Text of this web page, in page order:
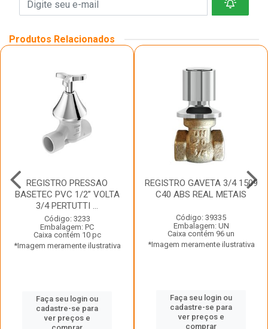
Produtos Relacionados
REGISTRO PRESSAO
BASETEC PVC 1/2” VOLTA
3/4 PERTUTTI ...
Código: 3233
Embalagem: PC
Caixa contém 10 pc
*Imagem meramente ilustrativa
Faça seu login ou
cadastre-se para
ver preços e
REGISTRO GAVETA 3/4 1509
C40 ABS REAL METAIS
Código: 39335
Embalagem: UN
Caixa contém 96 un
*Imagem meramente ilustrativa
Faça seu login ou
cadastre-se para
ver preços e
comprar